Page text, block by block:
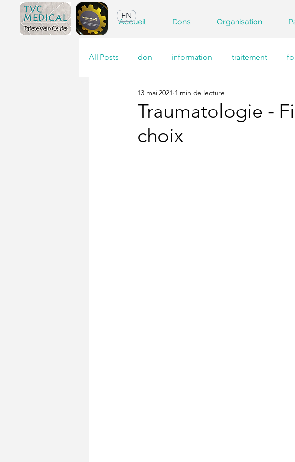
EN
Accueil Dons Organisation
All Posts don information traitement
Traumatologie -
choix
13 mai 2021 1 min de lecture